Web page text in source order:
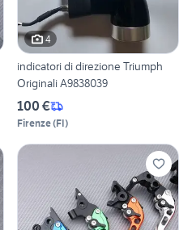
4
indicatori di direzione Triumph
Originali A9838039
100 €
Firenze(FI)